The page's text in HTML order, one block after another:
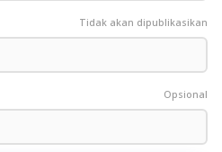
Tidak akan dipublikasikan
Opsional